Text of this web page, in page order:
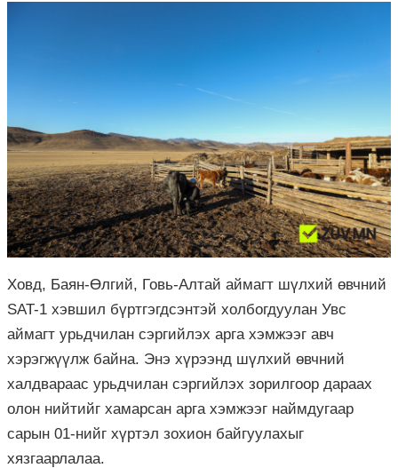
Ховд, Баян-Өлгий, Говь-Алтай аймагт шүлхий өвчний
SAT-1 хэвшил бүртгэгдсэнтэй холбогдуулан Увс
аймагт урьдчилан сэргийлэх арга хэмжээг авч
хэрэгжүүлж байна. Энэ хүрээнд шүлхий өвчний
халдвараас урьдчилан сэргийлэх зорилгоор дараах
олон нийтийг хамарсан арга хэмжээг наймдугаар
сарын 01-нийг хүртэл зохион байгуулахыг
хязгаарлалаа.